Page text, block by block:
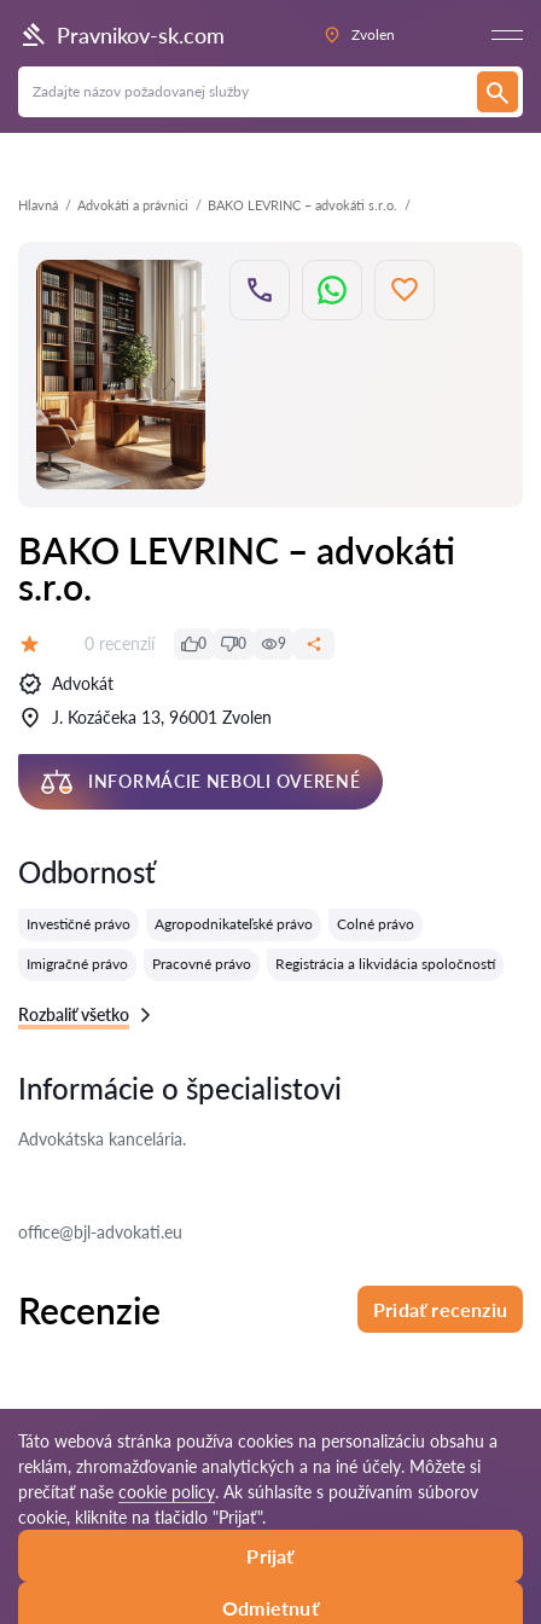
Pravnikov-sk.com Zvolen
Hlavná Аdvokáti a právnici BAKO LEVRINC – advokáti s.r.o.
Späť
BAKO LEVRINC – advokáti
s.r.o.
Recenzií:
0 recenzií 0 0 9
Advokát
J. Kozáčeka 13, 96001 Zvolen
INFORMÁCIE NEBOLI OVERENÉ
Odbornosť
Investičné právo Agropodnikateľské právo Colné právo
Imigračné právo Pracovné právo Registrácia a likvidácia spoločností
Rozbaliť všetko
Informácie o špecialistovi
Advokátska kancelária.
office@bjl-advokati.eu
Recenzie Pridať recenziu
© 2026 Pravnikov-sk.com
stránok
Táto webová stránka používa cookies na personalizáciu obsahu a
reklám, zhromažďovanie analytických a na iné účely. Môžete si
prečítať naše cookie policy. Ak súhlasíte s používaním súborov
cookie, kliknite na tlačidlo "Prijať".
Prijať
Odmietnuť